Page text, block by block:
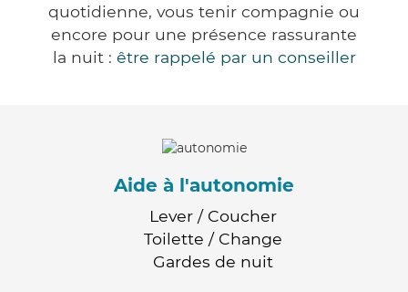
quotidienne, vous tenir compagnie ou
encore pour une présence rassurante
la nuit : être rappelé par un conseiller
Aide à l'autonomie
Lever / Coucher
Toilette / Change
Gardes de nuit